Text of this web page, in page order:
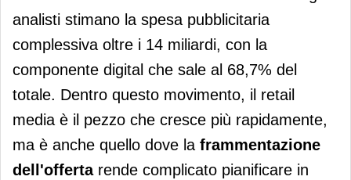
analisti stimano la spesa pubblicitaria
complessiva oltre i 14 miliardi, con la
componente digital che sale al 68,7% del
totale. Dentro questo movimento, il retail
media è il pezzo che cresce più rapidamente,
ma è anche quello dove la frammentazione
dell'offertarende complicato pianificare in